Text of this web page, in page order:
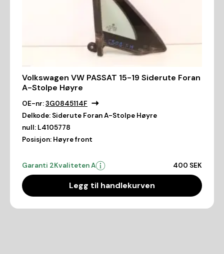
Volkswagen VW PASSAT 15-19 Siderute Foran
A-Stolpe Høyre
OE-nr:3G0845114F
Delkode: Siderute Foran A-Stolpe Høyre
null: L4105778
Posisjon: Høyre front
Garanti 2Kvaliteten A 400 SEK
Legg til handlekurven